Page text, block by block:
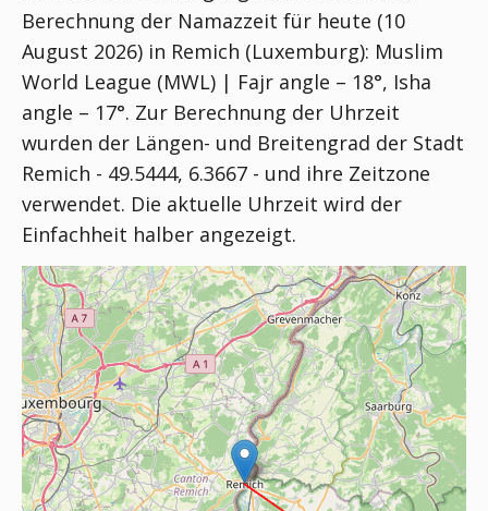
Berechnung der Namazzeit für heute (10
August 2026) in Remich (Luxemburg): Muslim
World League (MWL) | Fajr angle – 18°, Isha
angle – 17°. Zur Berechnung der Uhrzeit
wurden der Längen- und Breitengrad der Stadt
Remich - 49.5444, 6.3667 - und ihre Zeitzone
verwendet. Die aktuelle Uhrzeit wird der
Einfachheit halber angezeigt.